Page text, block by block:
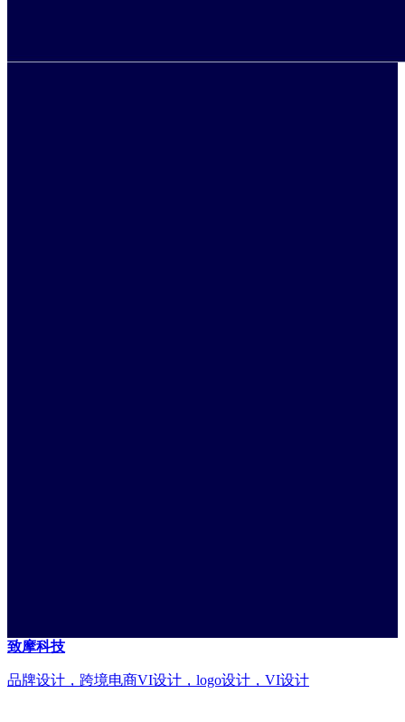
致摩科技
品牌设计，跨境电商VI设计，logo设计，VI设计